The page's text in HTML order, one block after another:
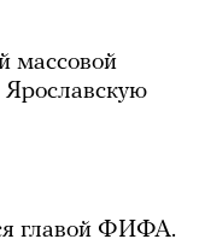
массовой
Ярославскую
главой ФИФА.